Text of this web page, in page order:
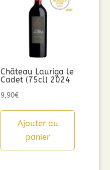
Château Lauriga le
Cadet (75cl) 2024
9,90€
Ajouter au
panier